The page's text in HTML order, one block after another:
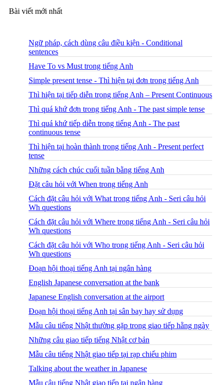
Bài viết mới nhất
Ngữ pháp, cách dùng câu điều kiện - Conditional
sentences
Have To vs Must trong tiếng Anh
Simple present tense - Thì hiện tại đơn trong tiếng Anh
Thì hiện tại tiếp diễn trong tiếng Anh – Present Continuous
Thì quá khứ đơn trong tiếng Anh - The past simple tense
Thì quá khứ tiếp diễn trong tiếng Anh - The past
continuous tense
Thì hiện tại hoàn thành trong tiếng Anh - Present perfect
tense
Những cách chúc cuối tuần bằng tiếng Anh
Đặt câu hỏi với When trong tiếng Anh
Cách đặt câu hỏi với What trong tiếng Anh - Seri câu hỏi
Wh questions
Cách đặt câu hỏi với Where trong tiếng Anh - Seri câu hỏi
Wh questions
Cách đặt câu hỏi với Who trong tiếng Anh - Seri câu hỏi
Wh questions
Đoạn hội thoại tiếng Anh tại ngân hàng
English Japanese conversation at the bank
Japanese English conversation at the airport
Đoạn hội thoại tiếng Anh tại sân bay hay sử dụng
Mẫu câu tiếng Nhật thường gặp trong giao tiếp hằng ngày
Những câu giao tiếp tiếng Nhật cơ bản
Mẫu câu tiếng Nhật giao tiếp tại rạp chiếu phim
Talking about the weather in Japanese
Mẫu câu tiếng Nhật giao tiếp tại ngân hàng